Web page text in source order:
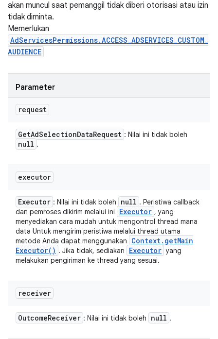
akan muncul saat pemanggil tidak diberi otorisasi atau izin
tidak diminta.
Memerlukan
AdServicesPermissions.ACCESS_ADSERVICES_CUSTOM_
AUDIENCE
Parameter
request
GetAdSelectionDataRequest : Nilai ini tidak boleh
null .
executor
Executor : Nilai ini tidak boleh null . Peristiwa callback
dan pemroses dikirim melalui ini
Executor , yang
menyediakan cara mudah untuk mengontrol thread mana
data Untuk mengirim peristiwa melalui thread utama
metode Anda dapat menggunakan
Context. getMain
Executor( ) . Jika tidak, sediakan Executor yang
melakukan pengiriman ke thread yang sesuai.
receiver
OutcomeReceiver : Nilai ini tidak boleh null .